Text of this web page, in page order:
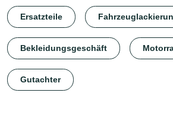
Ersatzteile
Bekleidungsgeschäft
Gutachter